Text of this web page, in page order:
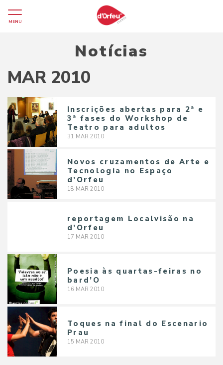
MENU
Notícias
MAR 2010
Inscrições abertas para 2ª e
3ª fases do Workshop de
Teatro para adultos
31 MAR 2010
Novos cruzamentos de Arte e
Tecnologia no Espaço
d’Orfeu
18 MAR 2010
reportagem Localvisão na
d’Orfeu
17 MAR 2010
Poesia às quartas-feiras no
bard’O
16 MAR 2010
Toques na final do Escenario
Prau
15 MAR 2010